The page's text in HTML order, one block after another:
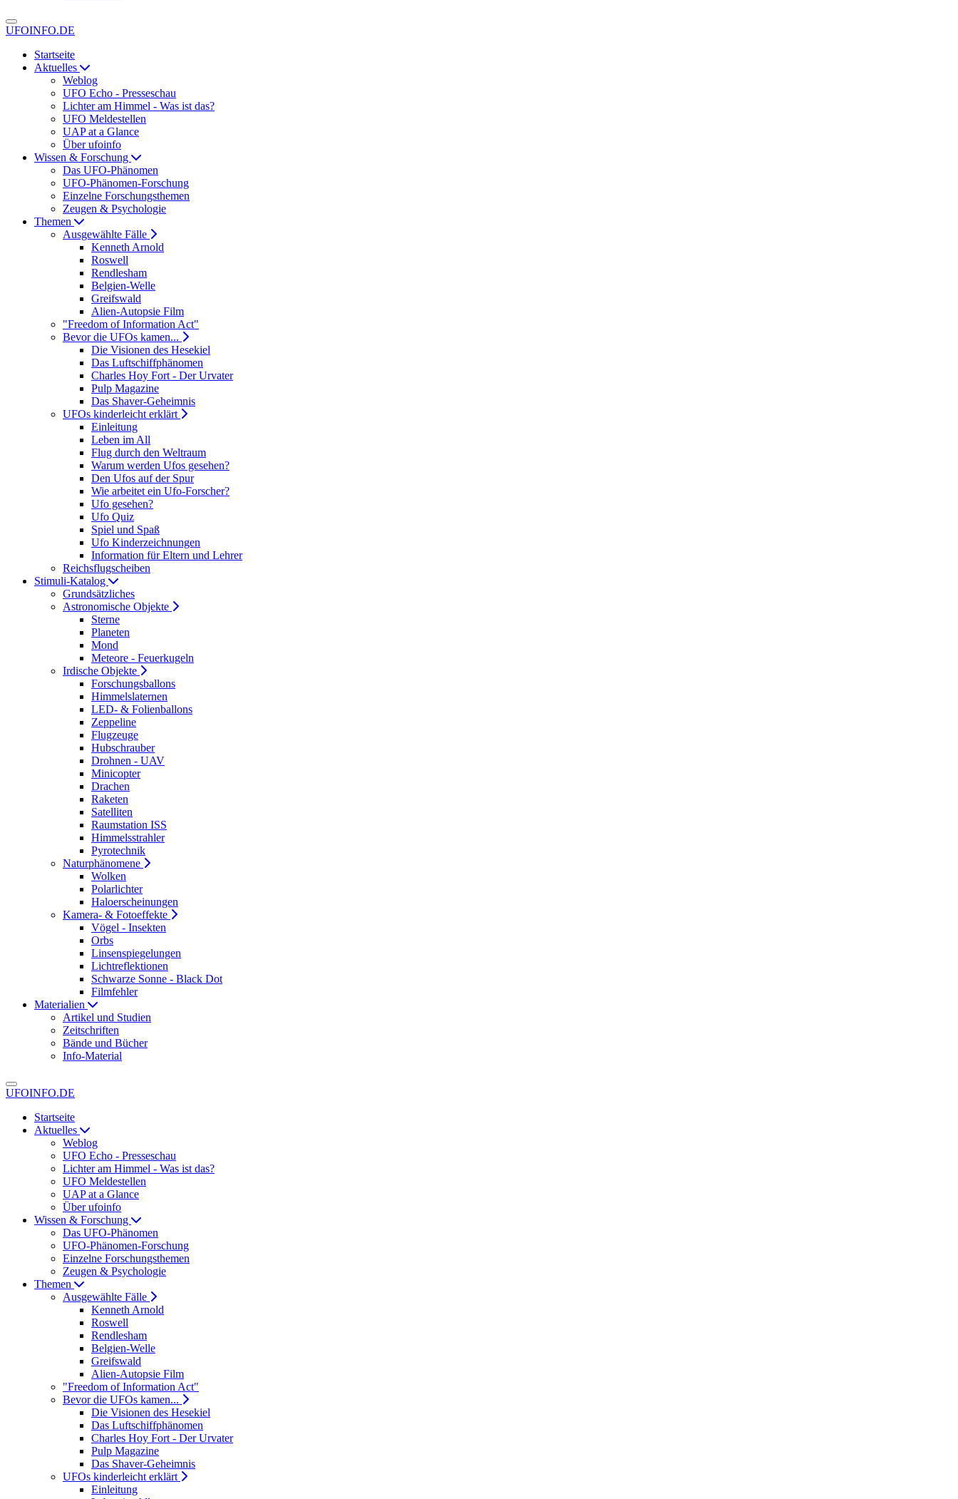
UFOINFO.DE
Startseite
Aktuelles
Weblog
UFO Echo - Presseschau
Lichter am Himmel - Was ist das?
UFO Meldestellen
UAP at a Glance
Über ufoinfo
Wissen & Forschung
Das UFO-Phänomen
UFO-Phänomen-Forschung
Einzelne Forschungsthemen
Zeugen & Psychologie
Themen
Ausgewählte Fälle
Kenneth Arnold
Roswell
Rendlesham
Belgien-Welle
Greifswald
Alien-Autopsie Film
"Freedom of Information Act"
Bevor die UFOs kamen...
Die Visionen des Hesekiel
Das Luftschiffphänomen
Charles Hoy Fort - Der Urvater
Pulp Magazine
Das Shaver-Geheimnis
UFOs kinderleicht erklärt
Einleitung
Leben im All
Flug durch den Weltraum
Warum werden Ufos gesehen?
Den Ufos auf der Spur
Wie arbeitet ein Ufo-Forscher?
Ufo gesehen?
Ufo Quiz
Spiel und Spaß
Ufo Kinderzeichnungen
Information für Eltern und Lehrer
Reichsflugscheiben
Stimuli-Katalog
Grundsätzliches
Astronomische Objekte
Sterne
Planeten
Mond
Meteore - Feuerkugeln
Irdische Objekte
Forschungsballons
Himmelslaternen
LED- & Folienballons
Zeppeline
Flugzeuge
Hubschrauber
Drohnen - UAV
Minicopter
Drachen
Raketen
Satelliten
Raumstation ISS
Himmelsstrahler
Pyrotechnik
Naturphänomene
Wolken
Polarlichter
Haloerscheinungen
Kamera- & Fotoeffekte
Vögel - Insekten
Orbs
Linsenspiegelungen
Lichtreflektionen
Schwarze Sonne - Black Dot
Filmfehler
Materialien
Artikel und Studien
Zeitschriften
Bände und Bücher
Info-Material
UFOINFO.DE
Startseite
Aktuelles
Weblog
UFO Echo - Presseschau
Lichter am Himmel - Was ist das?
UFO Meldestellen
UAP at a Glance
Über ufoinfo
Wissen & Forschung
Das UFO-Phänomen
UFO-Phänomen-Forschung
Einzelne Forschungsthemen
Zeugen & Psychologie
Themen
Ausgewählte Fälle
Kenneth Arnold
Roswell
Rendlesham
Belgien-Welle
Greifswald
Alien-Autopsie Film
"Freedom of Information Act"
Bevor die UFOs kamen...
Die Visionen des Hesekiel
Das Luftschiffphänomen
Charles Hoy Fort - Der Urvater
Pulp Magazine
Das Shaver-Geheimnis
UFOs kinderleicht erklärt
Einleitung